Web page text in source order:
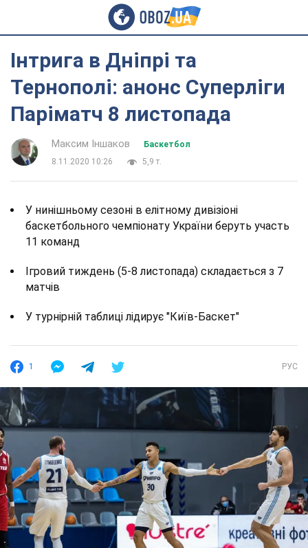
Інтрига в Дніпрі та
Тернополі: анонс Суперліги
Паріматч 8 листопада
Максим Іншаков
Баскетбол
8.11.2020 10:26
5,9 т.
У нинішньому сезоні в елітному дивізіоні
баскетбольного чемпіонату України беруть участь
11 команд
Ігровий тиждень (5-8 листопада) складається з 7
матчів
У турнірній таблиці лідирує "Київ-Баскет"
1 РУС